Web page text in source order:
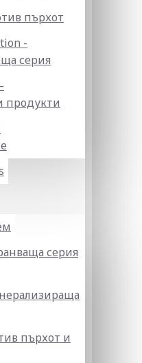
пърхот
-
серия
продукти
серия
пърхот и